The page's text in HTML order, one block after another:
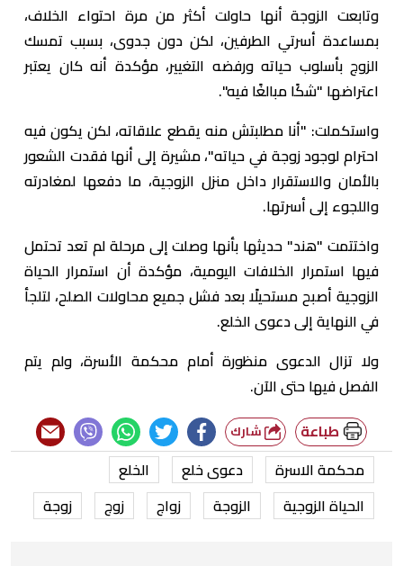
وتابعت الزوجة أنها حاولت أكثر من مرة احتواء الخلاف،
بمساعدة أسرتي الطرفين، لكن دون جدوى، بسبب تمسك
الزوج بأسلوب حياته ورفضه التغيير، مؤكدة أنه كان يعتبر
اعتراضها "شكًا مبالغًا فيه".
واستكملت: "أنا مطلبتش منه يقطع علاقاته، لكن يكون فيه
احترام لوجود زوجة في حياته"، مشيرة إلى أنها فقدت الشعور
بالأمان والاستقرار داخل منزل الزوجية، ما دفعها لمغادرته
واللجوء إلى أسرتها.
واختتمت "هند" حديثها بأنها وصلت إلى مرحلة لم تعد تحتمل
فيها استمرار الخلافات اليومية، مؤكدة أن استمرار الحياة
الزوجية أصبح مستحيلًا بعد فشل جميع محاولات الصلح، لتلجأ
في النهاية إلى دعوى الخلع.
ولا تزال الدعوى منظورة أمام محكمة الأسرة، ولم يتم
الفصل فيها حتى الآن.
طباعة
محكمة الاسرة دعوى خلع
الخلع
الحياة الزوجية
الزوجة زواج زوج زوجة